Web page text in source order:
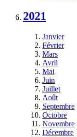
2021
Janvier
Février
Mars
Avril
Mai
Juin
Juillet
Août
Septembre
Octobre
Novembre
Décembre